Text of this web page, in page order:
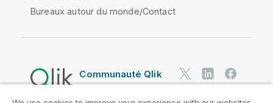
Bureaux autour du monde/Contact
Communauté Qlik